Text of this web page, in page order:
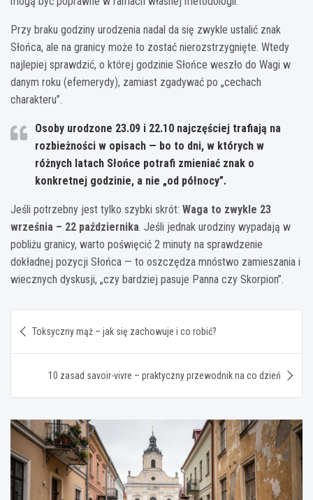
Przy braku godziny urodzenia nadal da się zwykle ustalić znak
Słońca, ale na granicy może to zostać nierozstrzygnięte. Wtedy
najlepiej sprawdzić, o której godzinie Słońce weszło do Wagi w
danym roku (efemerydy), zamiast zgadywać po „cechach
charakteru”.
Osoby urodzone 23.09 i 22.10 najczęściej trafiają na
rozbieżności w opisach — bo to dni, w których w
różnych latach Słońce potrafi zmieniać znak o
konkretnej godzinie, a nie „od północy”.
Jeśli potrzebny jest tylko szybki skrót: Waga to zwykle 23
września – 22 października. Jeśli jednak urodziny wypadają w
pobliżu granicy, warto poświęcić 2 minuty na sprawdzenie
dokładnej pozycji Słońca — to oszczędza mnóstwo zamieszania i
wiecznych dyskusji, „czy bardziej pasuje Panna czy Skorpion”.
wpisu
Toksyczny mąż – jak się zachowuje i co robić?
10 zasad savoir-vivre – praktyczny przewodnik na co dzień